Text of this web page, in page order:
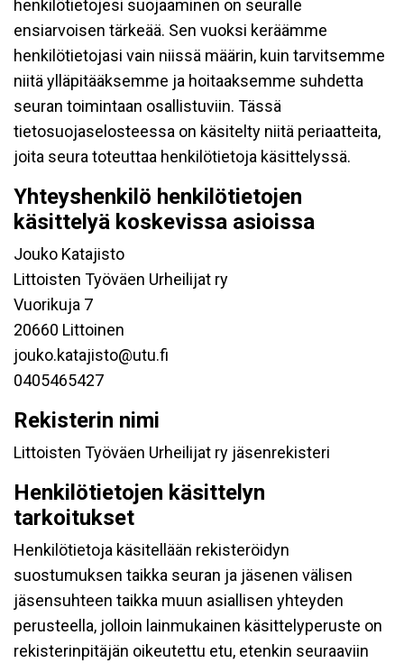
henkilötietojesi suojaaminen on seuralle
ensiarvoisen tärkeää. Sen vuoksi keräämme
henkilötietojasi vain niissä määrin, kuin tarvitsemme
niitä ylläpitääksemme ja hoitaaksemme suhdetta
seuran toimintaan osallistuviin. Tässä
tietosuojaselosteessa on käsitelty niitä periaatteita,
joita seura toteuttaa henkilötietoja käsittelyssä.
Yhteyshenkilö henkilötietojen
käsittelyä koskevissa asioissa
Jouko Katajisto
Littoisten Työväen Urheilijat ry
Vuorikuja 7
20660 Littoinen
jouko.katajisto@utu.fi
0405465427
Rekisterin nimi
Littoisten Työväen Urheilijat ry jäsenrekisteri
Henkilötietojen käsittelyn
tarkoitukset
Henkilötietoja käsitellään rekisteröidyn
suostumuksen taikka seuran ja jäsenen välisen
jäsensuhteen taikka muun asiallisen yhteyden
perusteella, jolloin lainmukainen käsittelyperuste on
rekisterinpitäjän oikeutettu etu, etenkin seuraaviin